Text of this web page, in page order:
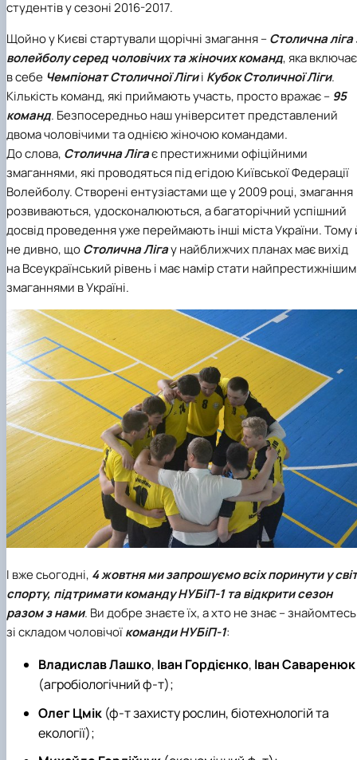
Іноземні мови
Їдальні та буфети
Центр вивчення мов
Психологічна підтримка
Рада молодих вчених
Стартап школа НУБіП України
Методичні рекомендації, пам'ятки
Патентно-ліцензійна діяльність
ЦКНО «Агропромисловий комплекс, лісове і
медицина»
Обладнання НУБіП України
Біоетична комісія
Досліднику та автору
Звіт про проведення НТЗ
Наукові журнали НУБіП України
Наукові журнали НУБіП України (English)
Пам'ятка про проведення науково-
Порядок планування та організації
проведення НТЗ
Результати науково-технічних заходів
Монографії
Наука для бізнесу
Каталог наукових послуг
«SEB-2024»
«SEB-2025»
Наглядова рада
Благодійний фонд «Голосіївська ініціатива
2020»
Історія університету
Звіт ректора
Пам'яті захисників України
Почесні доктори і професори НУБіП України
Пресслужба
Університетський кур'єр
Вибори ректора
ініціатива – 2025»
Доступ до публічної інформації
Офіційна символіка
Антикорупційні заходи
Уповноважена особа з питань запобігання
виявлення корупції
Положення про антикорупційного
уповноваженого НУБіП України
Нормативно-правові акти НУБіП України
Інформаційні ресурси НАЗК
Методичні роз’яснення НАЗК
Антикорупційні заходи
Гендерна радниця
Контактна інформація
студентів у сезоні 2016-2017.
Щойно у Києві стартували щорічні змагання –Столична ліга
волейболу серед чоловічих та жіночих команд, яка включає
в себе Чемпіонат Столичної Лігиі Кубок Столичної Ліги.
Кількість команд, які приймають участь, просто вражає – 95
команд. Безпосередньо наш університет представлений
двома чоловічими та однією жіночою командами.
До слова, Столична Лігає престижними офіційними
змаганнями, які проводяться під егідоюКиївської Федерації
Волейболу. Створені ентузіастами ще у 2009 році, змагання
розвиваються, удосконалюються, а багаторічний успішний
досвід проведення уже переймають інші міста України. Тому
не дивно, щоСтолична Лігау найближчих планах має вихід
на Всеукраїнський рівень і має намір стати
змаганнями в Україні.
І вже сьогодні, 4 жовтня ми запрошуємо всіх поринути у світ
спорту, підтримати команду НУБіП-1 та відкрити сезон
разом з нами. Ви добре знаєте їх, а хто не знає – знайомтесь
зі складом чоловічоїкоманди НУБіП-1:
Владислав Лашко, Іван Гордієнко, Іван Саваренюк
(агробіологічний ф-т);
Олег Цмік (ф-т захисту рослин, біотехнологій та
екології);